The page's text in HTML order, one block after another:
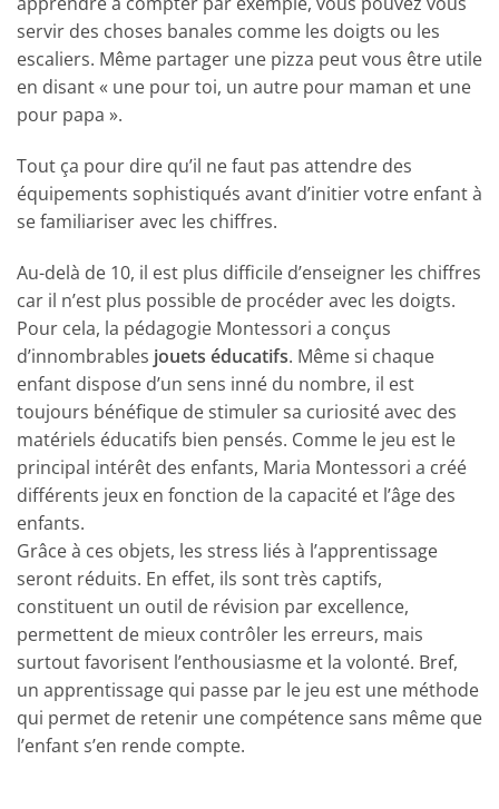
servir des choses banales comme les doigts ou les
escaliers. Même partager une pizza peut vous être utile
en disant « une pour toi, un autre pour maman et une
pour papa ».
Tout ça pour dire qu’il ne faut pas attendre des
équipements sophistiqués avant d’initier votre enfant à
se familiariser avec les chiffres.
Au-delà de 10, il est plus difficile d’enseigner les chiffres
car il n’est plus possible de procéder avec les doigts.
Pour cela, la pédagogie Montessori a conçus
d’innombrables jouets éducatifs. Même si chaque
enfant dispose d’un sens inné du nombre, il est
toujours bénéfique de stimuler sa curiosité avec des
matériels éducatifs bien pensés. Comme le jeu est le
principal intérêt des enfants, Maria Montessori a créé
différents jeux en fonction de la capacité et l’âge des
enfants.
Grâce à ces objets, les stress liés à l’apprentissage
seront réduits. En effet, ils sont très captifs,
constituent un outil de révision par excellence,
permettent de mieux contrôler les erreurs, mais
surtout favorisent l’enthousiasme et la volonté. Bref,
un apprentissage qui passe par le jeu est une méthode
qui permet de retenir une compétence sans même que
l’enfant s’en rende compte.